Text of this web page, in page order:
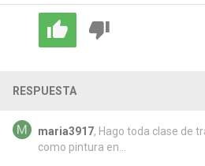
RESPUESTA
maria3917, Hago toda clase de
como pintura en...